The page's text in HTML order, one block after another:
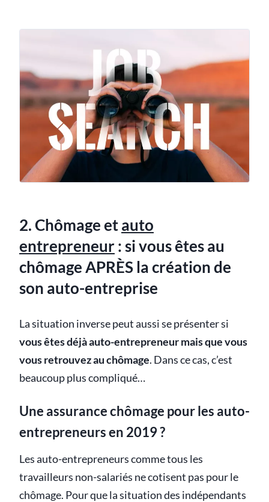
2. Chômage etauto
entrepreneur: si vous êtes au
chômage APRÈS la création de
son auto-entreprise
La situation inverse peut aussi se présenter si
vous êtes déjà auto-entrepreneur mais que vous
vous retrouvez au chômage. Dans ce cas, c’est
beaucoup plus compliqué…
Une assurance chômage pour les auto-
entrepreneurs en 2019 ?
Les auto-entrepreneurs comme tous les
travailleurs non-salariés ne cotisent pas pour le
chômage. Pour que la situation des indépendants